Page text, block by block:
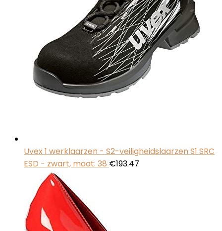
Uvex 1 werklaarzen - S2-veiligheidslaarzen S1 SRC
ESD - zwart, maat: 38 €193.47